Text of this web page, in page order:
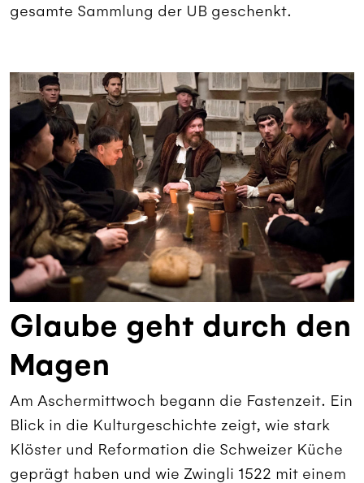
gesamte Sammlung der UB geschenkt.
Glaube geht durch den
Magen
Am Aschermittwoch begann die Fastenzeit. Ein
Blick in die Kulturgeschichte zeigt, wie stark
Klöster und Reformation die Schweizer Küche
geprägt haben und wie Zwingli 1522 mit einem